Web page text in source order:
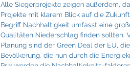
Alle Siegerprojekte zeigen außerdem,
Projekte mit klarem Blick auf die
Begriff Nachhaltigkeit umfasst eine
Qualitäten Niederschlag finden sollten.
Planung sind der Green Deal der EU,
Bevölkerung, die nun durch die